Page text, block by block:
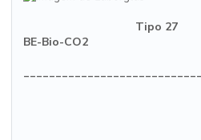
Tipo 27
BE-Bio-CO2